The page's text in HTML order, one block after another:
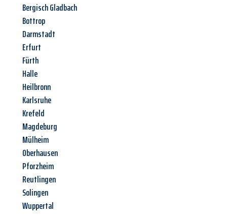
Bergisch Gladbach
Bottrop
Darmstadt
Erfurt
Fürth
Halle
Heilbronn
Karlsruhe
Krefeld
Magdeburg
Mülheim
Oberhausen
Pforzheim
Reutlingen
Solingen
Wuppertal